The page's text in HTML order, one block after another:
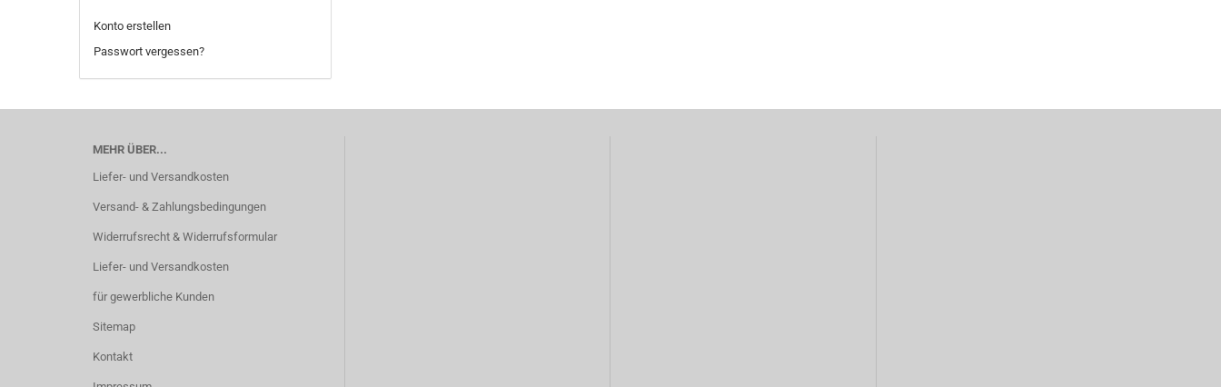
Konto erstellen
Passwort vergessen?
MEHR ÜBER...
Liefer- und Versandkosten
Versand- & Zahlungsbedingungen
Widerrufsrecht & Widerrufsformular
Liefer- und Versandkosten
für gewerbliche Kunden
Sitemap
Kontakt